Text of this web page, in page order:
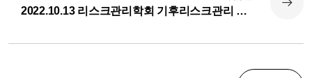
2022.10.13 리스크관리학회 기후리스크관리 TF학술세미나 발제(정광민 교수)